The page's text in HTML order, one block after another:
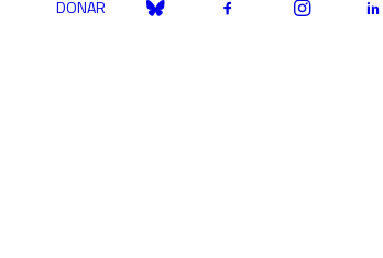
DONAR